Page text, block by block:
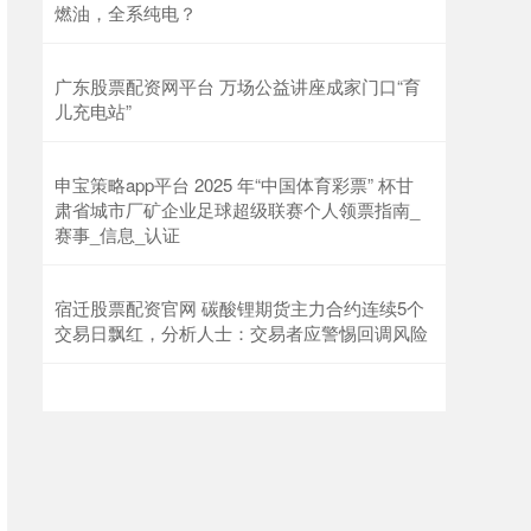
燃油，全系纯电？
广东股票配资网平台 万场公益讲座成家门口“育
儿充电站”
申宝策略app平台 2025 年“中国体育彩票” 杯甘
肃省城市厂矿企业足球超级联赛个人领票指南_
赛事_信息_认证
宿迁股票配资官网 碳酸锂期货主力合约连续5个
交易日飘红，分析人士：交易者应警惕回调风险